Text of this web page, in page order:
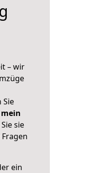
– wir
Sie
sie
ein